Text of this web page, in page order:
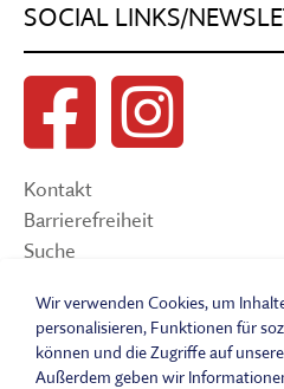
SOCIAL LINKS/
Kontakt
Barrierefreiheit
Suche
Impressum
Datenschutzerklärung
Barrierefreiheitserklärung
Wir verwenden Cookies, um
personalisieren, Funktionen für
können und die Zugriffe auf
Außerdem geben wir